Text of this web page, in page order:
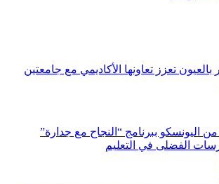
تعزز تعاونها الأكاديمي مع جامعتين
اليونسكو ببرنامج “النجاح مع جدارة”
الفضلى في التعليم